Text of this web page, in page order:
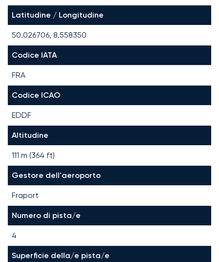
Latitudine / Longitudine
50.026706, 8.558350
Codice IATA
FRA
Codice ICAO
EDDF
Altitudine
111 m (364 ft)
Gestore dell'aeroporto
Fraport
Numero di pista/e
4
Superficie della/e pista/e